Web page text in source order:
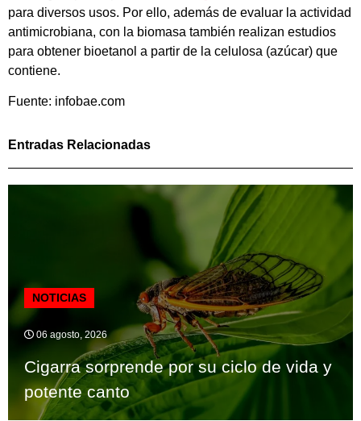
para diversos usos. Por ello, además de evaluar la actividad
antimicrobiana, con la biomasa también realizan estudios
para obtener bioetanol a partir de la celulosa (azúcar) que
contiene.
Fuente: infobae.com
Entradas Relacionadas
NOTICIAS
06 agosto, 2026
Cigarra sorprende por su ciclo de vida y
potente canto